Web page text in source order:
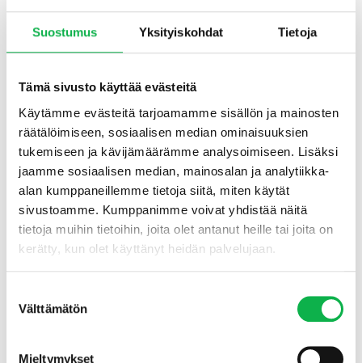
Suostumus Yksityiskohdat Tietoja
Tämä sivusto käyttää evästeitä
Käytämme evästeitä tarjoamamme sisällön ja mainosten
räätälöimiseen, sosiaalisen median ominaisuuksien
tukemiseen ja kävijämäärämme analysoimiseen. Lisäksi
jaamme sosiaalisen median, mainosalan ja analytiikka-
alan kumppaneillemme tietoja siitä, miten käytät
sivustoamme. Kumppanimme voivat yhdistää näitä
tietoja muihin tietoihin, joita olet antanut heille tai joita on
kerätty, kun olet käyttänyt heidän palvelujaan.
valinta
Välttämätön
Mieltymykset